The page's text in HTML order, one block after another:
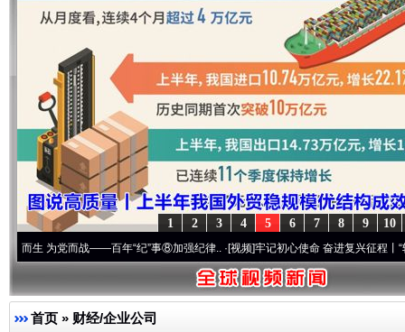
10
9
8
7
6
5
4
3
2
1
而战——百年“纪”事⑧加强纪律..·[视频]牢记初心使命 奋进复兴征程丨“转折之城”激
首页 » 财经/企业公司